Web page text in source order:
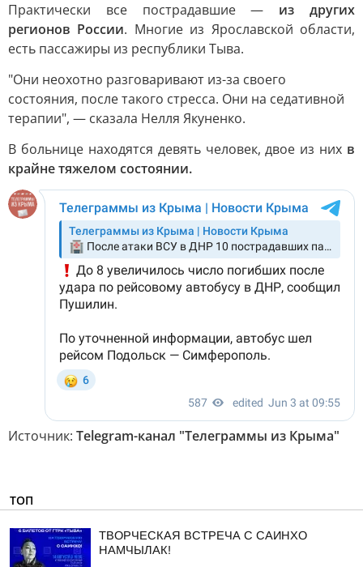
Практически все пострадавшие — из других
регионов России. Многие из Ярославской области,
есть пассажиры из республики Тыва.
"Они неохотно разговаривают из-за своего
состояния, после такого стресса. Они на седативной
терапии", — сказала Нелля Якуненко.
В больнице находятся девять человек, двое из них в
крайне тяжелом состоянии.
Источник: Telegram-канал "Телеграммы из Крыма"
ТОП
ТВОРЧЕСКАЯ ВСТРЕЧА С САИНХО
НАМЧЫЛАК!